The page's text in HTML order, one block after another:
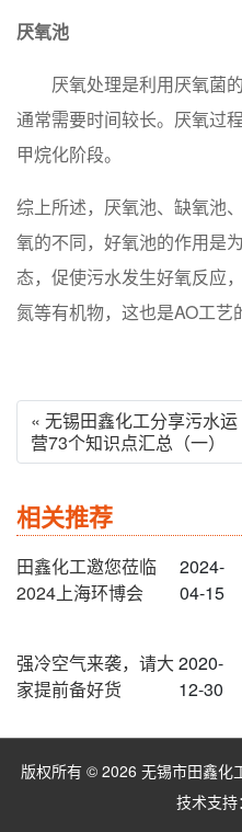
厌氧池
厌氧处理是利用厌氧菌的
通常需要时间较长。厌氧过
甲烷化阶段。
综上所述，厌氧池、缺氧池
氧的不同，好氧池的作用是
态，促使污水发生好氧反应
氮等有机物，这也是AO工艺
« 无锡田鑫化工分享污水运
营73个知识点汇总（一）
相关推荐
田鑫化工邀您莅临
2024上海环博会
2024-
04-15
强冷空气来袭，请大
家提前备好货
2020-
12-30
版权所有 © 2026 无锡市田鑫化
技术支持：